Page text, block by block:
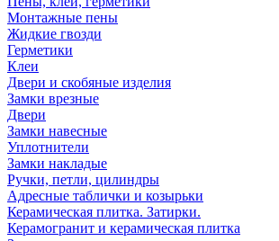
Монтажные пены
Жидкие гвозди
Герметики
Клеи
Двери и скобяные изделия
Замки врезные
Двери
Замки навесные
Уплотнители
Замки накладые
Ручки, петли, цилиндры
Адресные таблички и козырьки
Керамическая плитка. Затирки.
Керамогранит и керамическая плитка